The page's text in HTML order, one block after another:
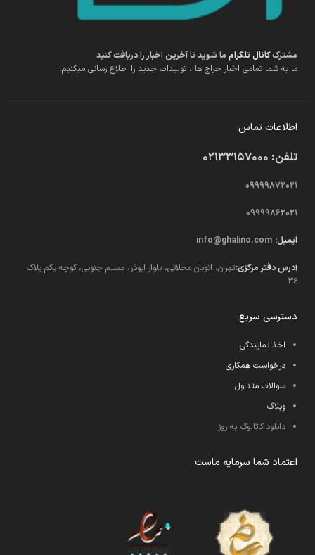
مشترککانال تلگرام ما شوید تا آخرین اخبار را دریافت کنید
ما به شما تمامی اخبار حراج ها ، تولیدات جدید را اطلاع رسانی میکنیم.
اطلاعات تماس
تلفن: 02133157000
09999872021
09999862021
ایمیل: info@ghalino.com
آدرس دفتر مرکزی:تهران، اتوبان محلاتی، بلوار ابوذر، مسلم جنوبی، کوچه یکم پلاک
36
دسترسی سریع
اخذ نمایندگی
درخواست همکاری
سوالات متداول
وبلاگ
دانلود کاتالوگ به روز
اعتماد شما سرمایه ماست